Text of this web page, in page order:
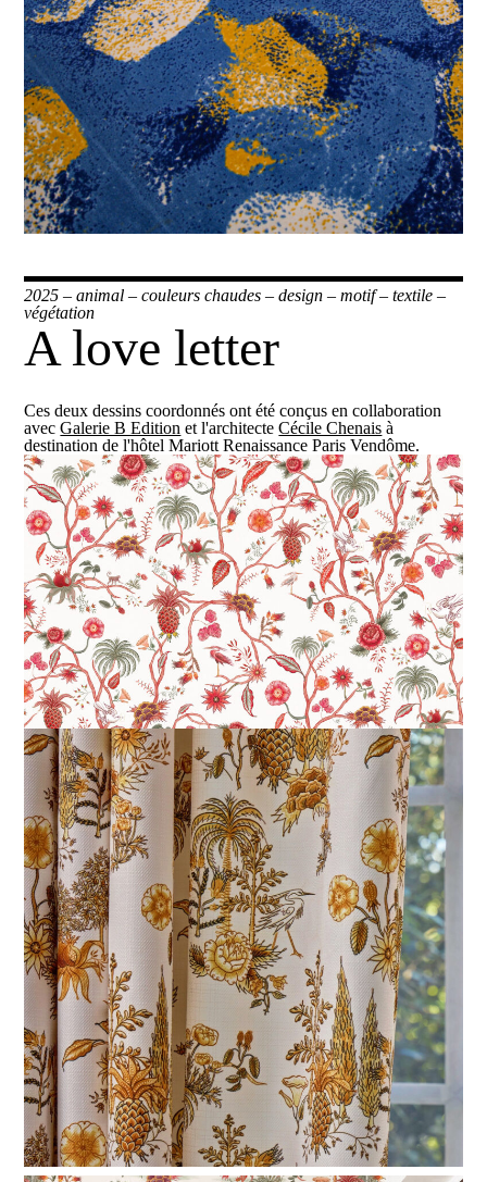
2025 –animal –couleurs chaudes –design –motif–textile –
végétation
A love letter
Ces deux dessins coordonnés ont été conçus en collaboration
avecGalerie B Edition et l'architecteCécile Chenais à
destination de l'hôtel Mariott Renaissance Paris Vendôme.